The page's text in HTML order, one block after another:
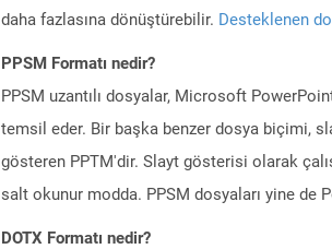
daha fazlasına dönüştürebilir. Desteklenen
PPSM Formatı nedir?
PPSM uzantılı dosyalar, Microsoft
temsil eder. Bir başka benzer dosya biçimi,
gösteren PPTM'dir. Slayt gösterisi olarak
salt okunur modda. PPSM dosyaları yine de
DOTX Formatı nedir?